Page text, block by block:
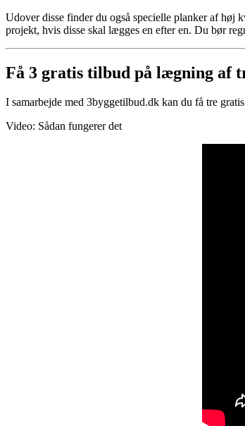
Udover disse finder du også specielle planker af høj
projekt, hvis disse skal lægges en efter en. Du bør
Få 3 gratis tilbud på lægning af
I samarbejde med 3byggetilbud.dk kan du få tre
Video: Sådan fungerer det